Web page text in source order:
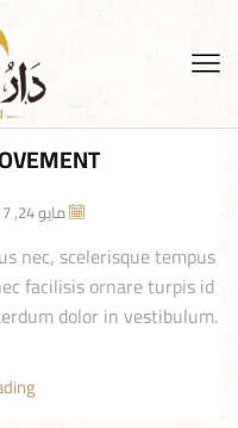
مايو 24, 2017
nec, scelerisque tempus
facilisis ornare turpis id
dolor in vestibulum.